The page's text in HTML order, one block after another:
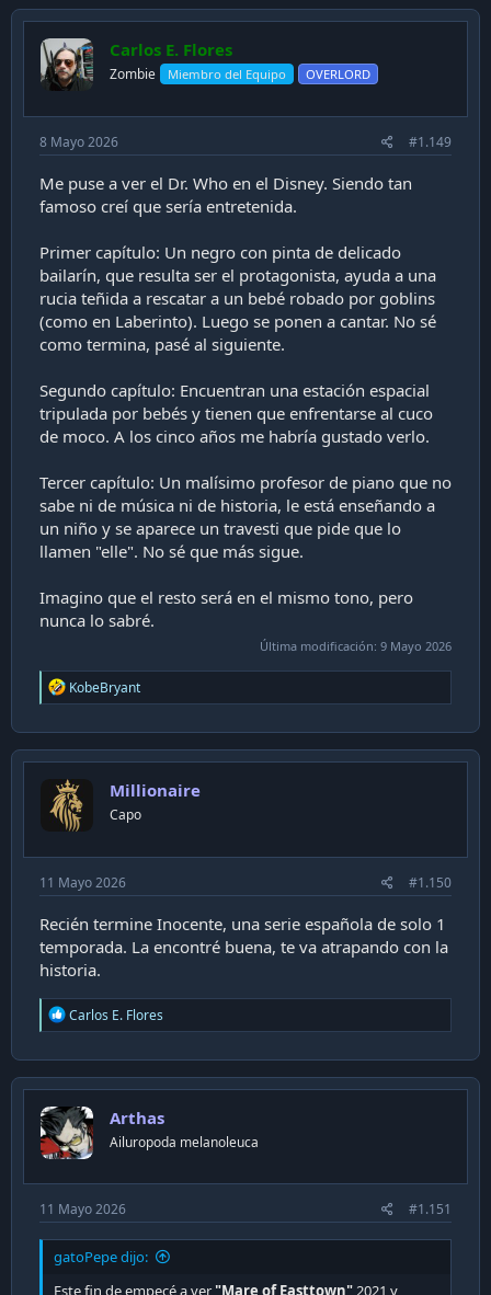
t
o
n
s
Carlos E. Flores
Zombie Miembro del Equipo OVERLORD
8 Mayo 2026 #1.149
Me puse a ver el Dr. Who en el Disney. Siendo tan
famoso creí que sería entretenida.
Primer capítulo: Un negro con pinta de delicado
bailarín, que resulta ser el protagonista, ayuda a una
rucia teñida a rescatar a un bebé robado por goblins
(como en Laberinto). Luego se ponen a cantar. No sé
como termina, pasé al siguiente.
Segundo capítulo: Encuentran una estación espacial
tripulada por bebés y tienen que enfrentarse al cuco
de moco. A los cinco años me habría gustado verlo.
Tercer capítulo: Un malísimo profesor de piano que no
sabe ni de música ni de historia, le está enseñando a
un niño y se aparece un travesti que pide que lo
llamen "elle". No sé que más sigue.
Imagino que el resto será en el mismo tono, pero
nunca lo sabré.
Última modificación: 9 Mayo 2026
R
e
c
t
o
n
s
KobeBryant
Millionaire
Capo
11 Mayo 2026 #1.150
Recién termine Inocente, una serie española de solo 1
temporada. La encontré buena, te va atrapando con la
historia.
R
e
c
t
o
n
s
Carlos E. Flores
Arthas
Ailuropoda melanoleuca
11 Mayo 2026 #1.151
gatoPepe dijo: